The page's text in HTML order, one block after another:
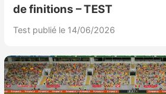
de finitions – TEST
Test publié le 14/06/2026